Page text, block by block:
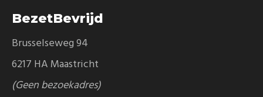
BezetBevrijd
Brusselseweg 94
6217 HA Maastricht
(Geen bezoekadres)